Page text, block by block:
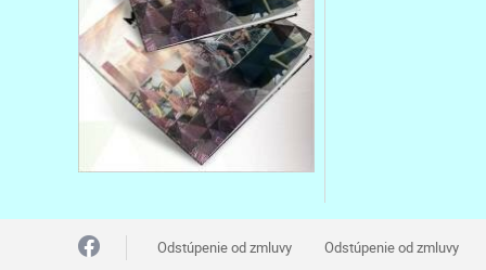
Odstúpenie od zmluvy Odstúpenie od zmluvy